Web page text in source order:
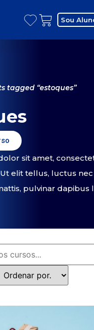
Sou
tagged “estoques”
sit amet,
elit tellus, luctus nec
pulvinar dapibus